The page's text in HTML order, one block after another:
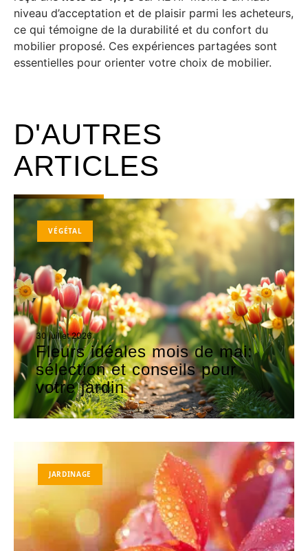
niveau d’acceptation et de plaisir parmi les acheteurs,
ce qui témoigne de la durabilité et du confort du
mobilier proposé. Ces expériences partagées sont
essentielles pour orienter votre choix de mobilier.
D'AUTRES
ARTICLES
VÉGÉTAL
30 juillet 2026
Fleurs idéales mois de mai:
sélection et conseils pour
votre jardin
JARDINAGE